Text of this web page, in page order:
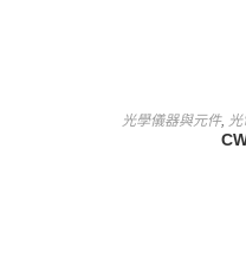
光學儀器與元件, 光